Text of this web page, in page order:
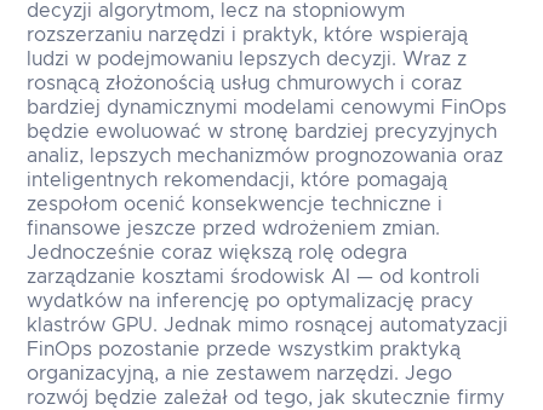
decyzji algorytmom, lecz na stopniowym
rozszerzaniu narzędzi i praktyk, które wspierają
ludzi w podejmowaniu lepszych decyzji. Wraz z
rosnącą złożonością usług chmurowych i coraz
bardziej dynamicznymi modelami cenowymi FinOps
będzie ewoluować w stronę bardziej precyzyjnych
analiz, lepszych mechanizmów prognozowania oraz
inteligentnych rekomendacji, które pomagają
zespołom ocenić konsekwencje techniczne i
finansowe jeszcze przed wdrożeniem zmian.
Jednocześnie coraz większą rolę odegra
zarządzanie kosztami środowisk AI — od kontroli
wydatków na inferencję po optymalizację pracy
klastrów GPU. Jednak mimo rosnącej automatyzacji
FinOps pozostanie przede wszystkim praktyką
organizacyjną, a nie zestawem narzędzi. Jego
rozwój będzie zależał od tego, jak skutecznie firmy